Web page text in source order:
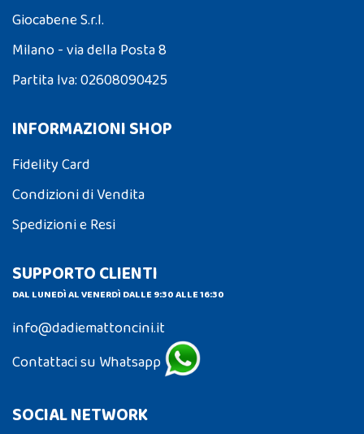
Giocabene S.r.l.
Milano - via della Posta 8
Partita Iva: 02608090425
INFORMAZIONI SHOP
Fidelity Card
Condizioni di Vendita
Spedizioni e Resi
SUPPORTO CLIENTI
DAL LUNEDÌ AL VENERDÌ DALLE 9:30 ALLE 16:30
info@dadiemattoncini.it
Contattaci su Whatsapp
SOCIAL NETWORK